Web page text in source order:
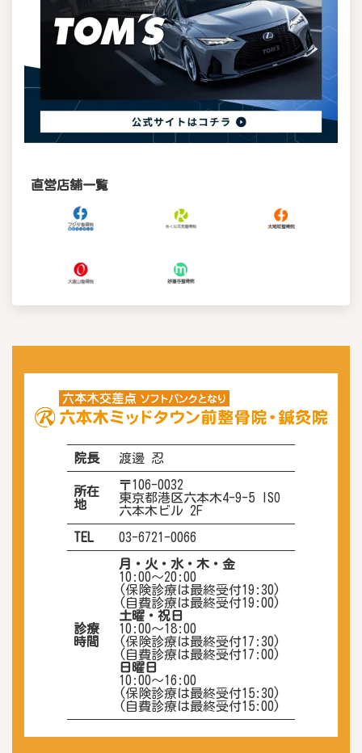
直営店舗一覧
院長 渡邊 忍
所在
地
〒106-0032
東京都港区六本木4-9-5 ISO
六本木ビル 2F
TEL 03-6721-0066
診療
時間
月・火・水・木・金
10:00〜20:00
(保険診療は最終受付19:30)
(自費診療は最終受付19:00)
土曜・祝日
10:00〜18:00
(保険診療は最終受付17:30)
(自費診療は最終受付17:00)
日曜日
10:00～16:00
(保険診療は最終受付15:30)
(自費診療は最終受付15:00)